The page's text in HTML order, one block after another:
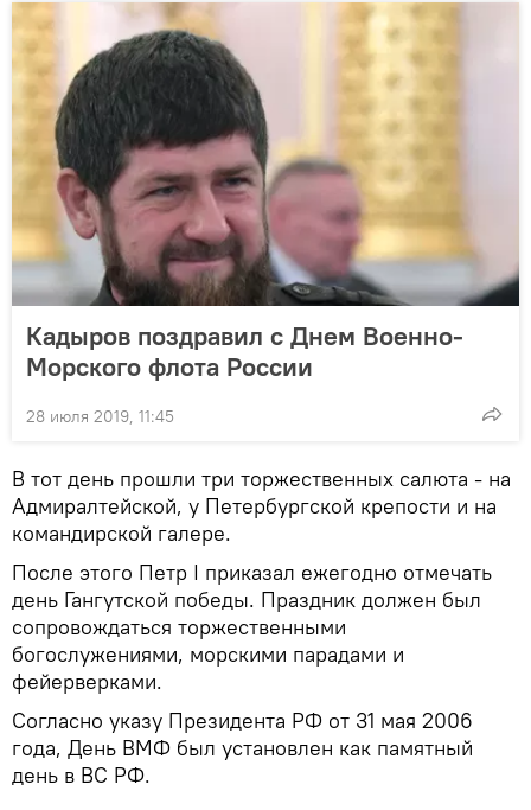
Кадыров поздравил с Днем Военно-
Морского флота России
28 июля 2019, 11:45
В тот день прошли три торжественных салюта - на
Адмиралтейской, у Петербургской крепости и на
командирской галере.
После этого Петр I приказал ежегодно отмечать
день Гангутской победы. Праздник должен был
сопровождаться торжественными
богослужениями, морскими парадами и
фейерверками.
Согласно указу Президента РФ от 31 мая 2006
года, День ВМФ был установлен как памятный
день в ВС РФ.